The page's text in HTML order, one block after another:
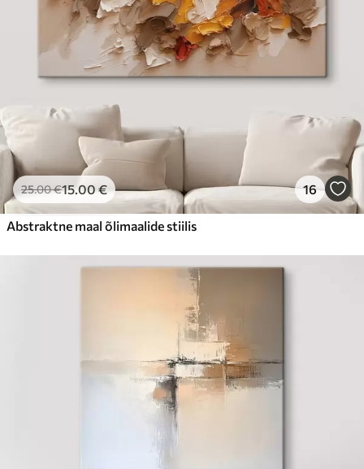
25.00€15.00€ 16
Abstraktne maal õlimaalide stiilis